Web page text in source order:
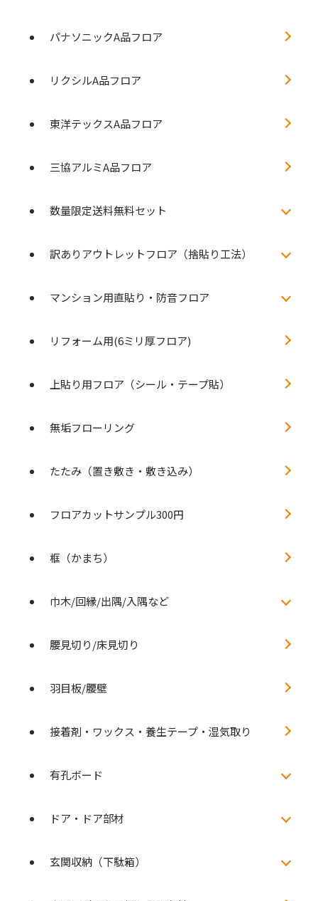
パナソニックA品フロア
リクシルA品フロア
東洋テックスA品フロア
三協アルミA品フロア
数量限定送料無料セット
訳ありアウトレットフロア（捨貼り工法）
マンション用直貼り・防音フロア
リフォーム用(6ミリ厚フロア)
上貼り用フロア（シール・テープ貼）
無垢フローリング
たたみ（置き敷き・敷き込み）
フロアカットサンプル300円
框（かまち）
巾木/回縁/出隅/入隅など
腰見切り/床見切り
羽目板/腰壁
接着剤・ワックス・養生テープ・湿気取り
有孔ボード
ドア・ドア部材
玄関収納（下駄箱）